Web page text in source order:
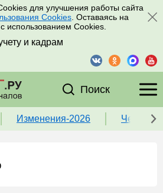
для улучшения работы сайта
Cookies . Оставаясь на
использованием Cookies.
и кадрам
Поиск
Изменения-2026 Чек-